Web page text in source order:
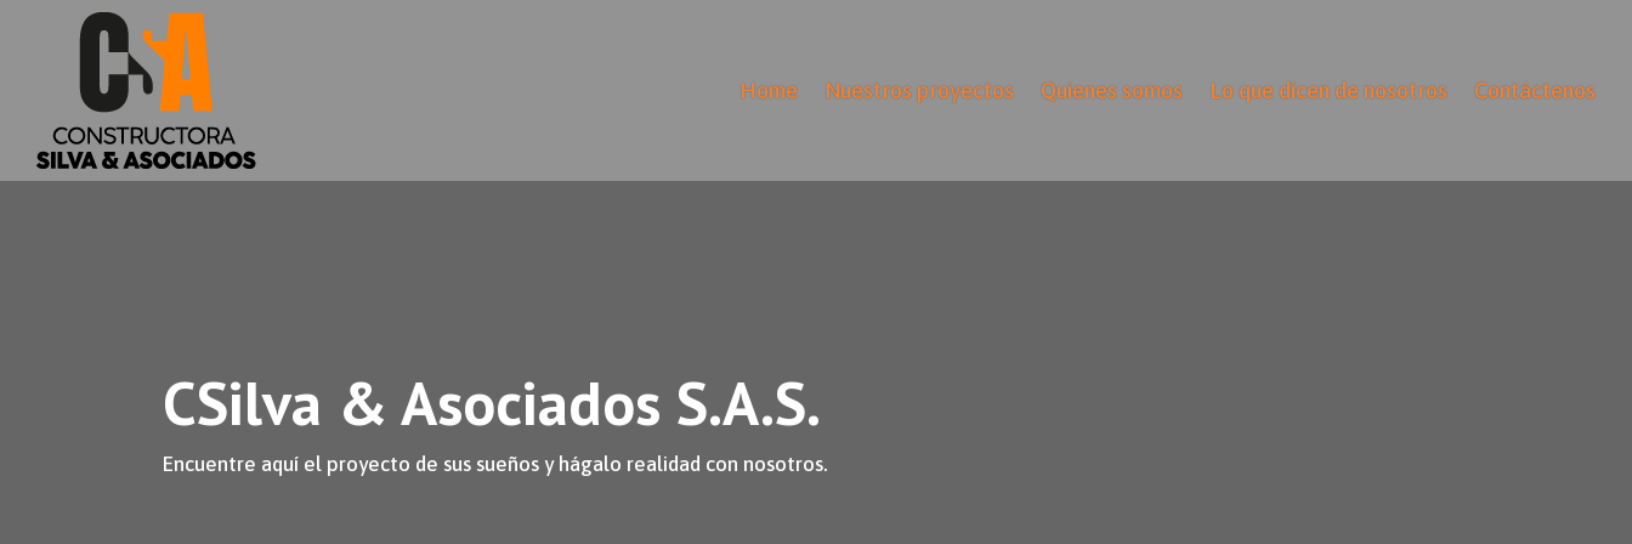
Home Nuestros proyectos Quienes somos Lo que dicen de nosotros Contáctenos
CSilva & Asociados S.A.S.
Encuentre aquí el proyecto de sus sueños y hágalo realidad con nosotros.